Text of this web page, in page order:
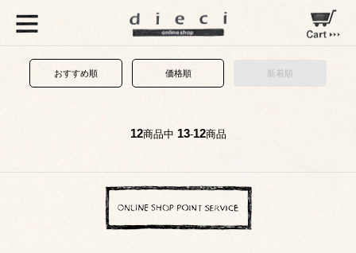
おすすめ順 価格順 新着順
12商品中 13-12商品